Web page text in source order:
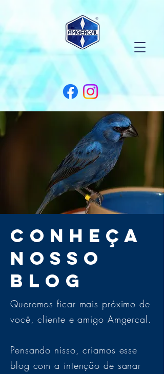
Conheça
nosso
blog
Queremos ficar mais próximo de
você, cliente e amigo Amgercal.
Pensando nisso, criamos esse
blog com a intenção de sanar